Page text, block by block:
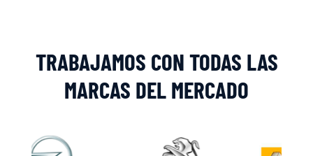
TRABAJAMOS CON TODAS LAS
MARCAS DEL MERCADO